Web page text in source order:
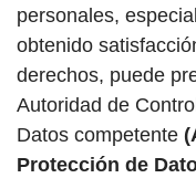
personales,
obtenido
derechos, puede
Autoridad de
Datos competente
Protección de